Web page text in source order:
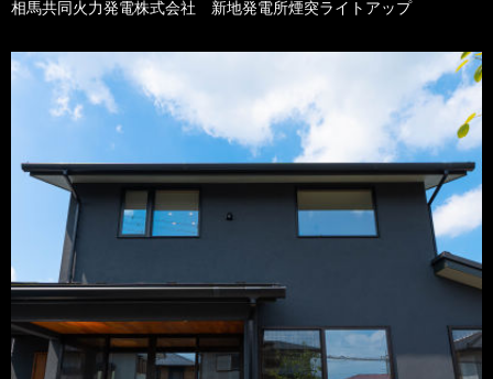
相馬共同火力発電株式会社 新地発電所煙突ライトアップ